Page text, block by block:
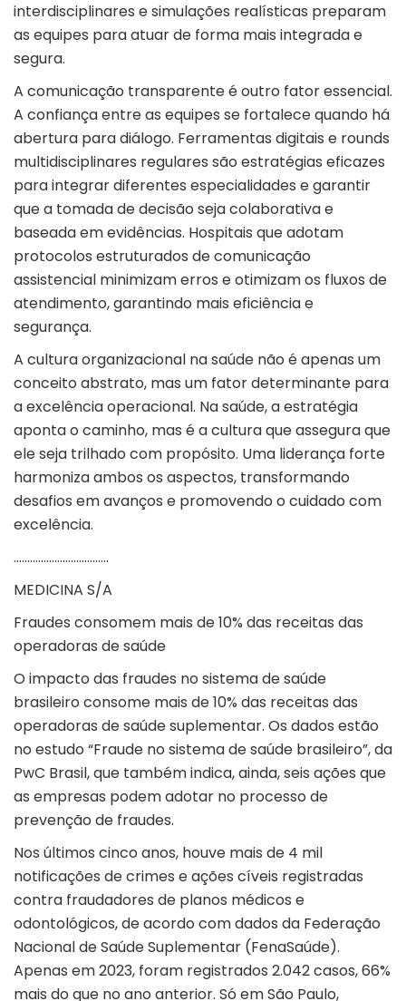
interdisciplinares e simulações realísticas preparam
as equipes para atuar de forma mais integrada e
segura.
A comunicação transparente é outro fator essencial.
A confiança entre as equipes se fortalece quando há
abertura para diálogo. Ferramentas digitais e rounds
multidisciplinares regulares são estratégias eficazes
para integrar diferentes especialidades e garantir
que a tomada de decisão seja colaborativa e
baseada em evidências. Hospitais que adotam
protocolos estruturados de comunicação
assistencial minimizam erros e otimizam os fluxos de
atendimento, garantindo mais eficiência e
segurança.
A cultura organizacional na saúde não é apenas um
conceito abstrato, mas um fator determinante para
a excelência operacional. Na saúde, a estratégia
aponta o caminho, mas é a cultura que assegura que
ele seja trilhado com propósito. Uma liderança forte
harmoniza ambos os aspectos, transformando
desafios em avanços e promovendo o cuidado com
excelência.
……………………………..
MEDICINA S/A
Fraudes consomem mais de 10% das receitas das
operadoras de saúde
O impacto das fraudes no sistema de saúde
brasileiro consome mais de 10% das receitas das
operadoras desaúde suplementar. Os dados estão
no estudo “Fraude no sistema de saúde brasileiro”, da
PwC Brasil, que também indica, ainda, seis ações que
as empresas podem adotar no processo de
prevenção de fraudes.
Nos últimos cinco anos, houve mais de 4 mil
notificações de crimes e ações cíveis registradas
contra fraudadores de planos médicos e
odontológicos, de acordo com dados da Federação
Nacional de Saúde Suplementar (FenaSaúde).
Apenas em 2023, foram registrados 2.042 casos, 66%
mais do que no ano anterior. Só em São Paulo,